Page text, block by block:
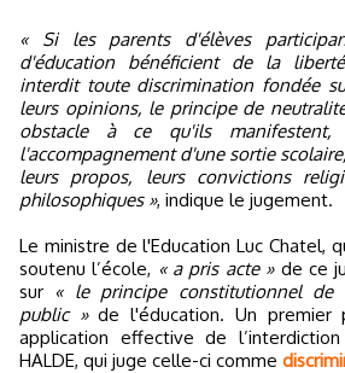
« Si les parents d'élèves
d'éducation bénéficient de la
interdit toute discrimination fondée
leurs opinions, le principe de
obstacle à ce qu'ils
l'accompagnement d'une sortie
leurs propos, leurs convictions
philosophiques », indique le jugement.
Le ministre de l'Education Luc Chatel,
soutenu l’école, « a pris acte »de ce
sur « le principe constitutionnel de
public »de l'éducation. Un premier
application effective de
HALDE, qui juge celle-ci comme